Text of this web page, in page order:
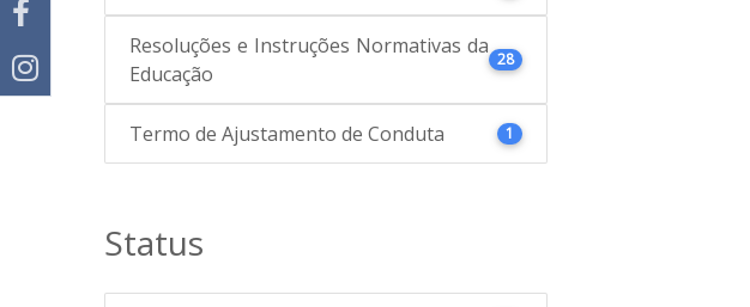
Resoluções e Instruções Normativas da
Educação
28
Termo de Ajustamento de Conduta 1
Status